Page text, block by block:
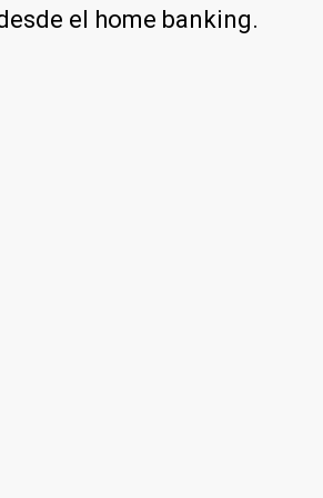
el home banking.